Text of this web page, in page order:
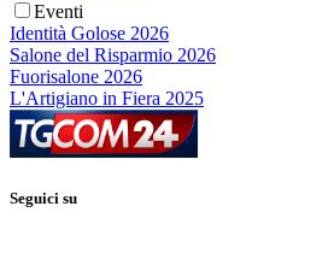
Eventi
Identità Golose 2026
Salone del Risparmio 2026
Fuorisalone 2026
L'Artigiano in Fiera 2025
Seguici su